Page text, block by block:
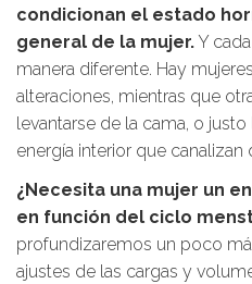
condicionan el estado
general de la mujer. Y
manera diferente. Hay
alteraciones, mientras que
levantarse de la cama, o
energía interior que canalizan
¿Necesita una mujer un
en función del ciclo
profundizaremos un poco
ajustes de las cargas y